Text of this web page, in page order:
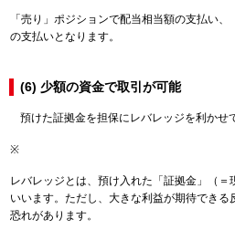
「売り」ポジションで配当相当額の支払い
の支払いとなります。
(6) 少額の資金で取引が可能
預けた証拠金を担保にレバレッジを利かせ
※
レバレッジとは、預け入れた「証拠金」（
いいます。ただし、大きな利益が期待でき
恐れがあります。